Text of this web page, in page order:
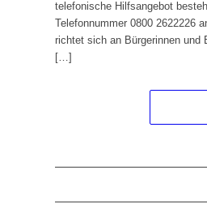
telefonische Hilfsangebot
Telefonnummer 0800 2622226
richtet sich an Bürgerinnen und
[…]